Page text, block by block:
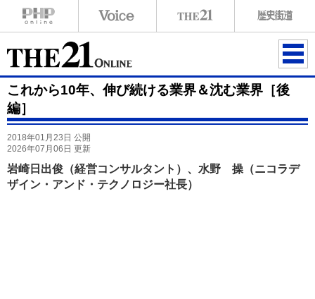
ME
NU
これから10年、伸び続ける業界＆沈む業界［後
編］
2018年01月23日 公開
2026年07月06日 更新
岩崎日出俊（経営コンサルタント）、水野 操（ニコラデ
ザイン・アンド・テクノロジー社長）